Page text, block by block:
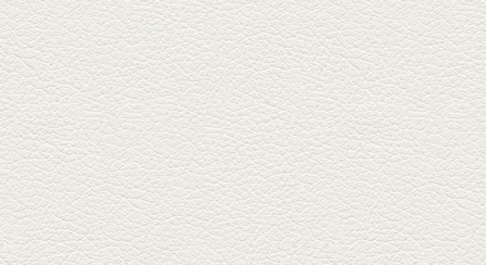
堪能...
2025年5月23日放送
明太もちチーズもんじゃ
銀座中通りで深夜３時まで営業
している「もんじゃ焼きかめの
や」...
2025年5月2日放送
ミックス水餃子＆麻婆豆
腐
新水前寺駅そばの人気店「中華